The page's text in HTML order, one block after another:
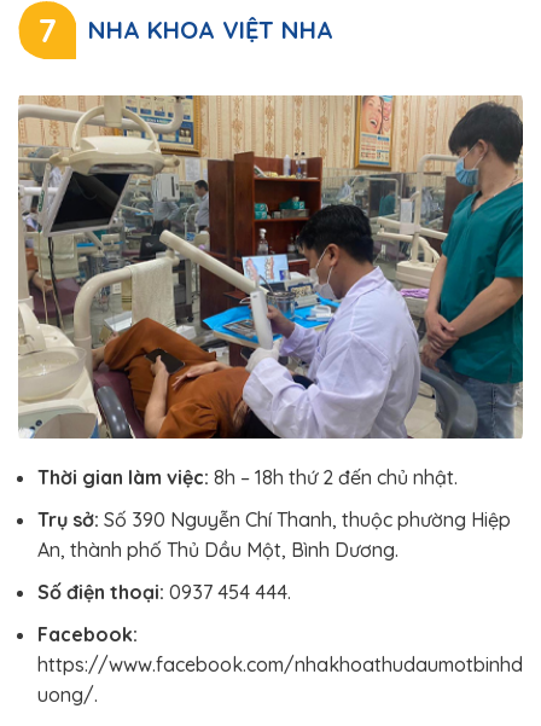
7 NHA KHOA VIỆT NHA
Thời gian làm việc: 8h – 18h thứ 2 đến chủ nhật.
Trụ sở: Số 390 Nguyễn Chí Thanh, thuộc phường Hiệp
An, thành phố Thủ Dầu Một, Bình Dương.
Số điện thoại: 0937 454 444.
Facebook:
https://www.facebook.com/nhakhoathudaumotbinhd
uong/.